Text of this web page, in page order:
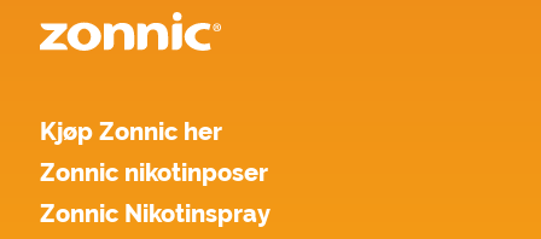
Kjøp Zonnic her
Zonnic nikotinposer
Zonnic Nikotinspray